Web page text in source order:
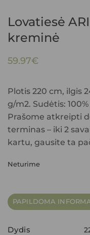
Lovatiesė
kreminė
59.97€
Plotis 220 cm, ilgis
g/m2. Sudėtis:
Prašome atkreipti
terminas – iki 2
kartu, gausite ta
Neturime
PAPILDOMA
Dydis